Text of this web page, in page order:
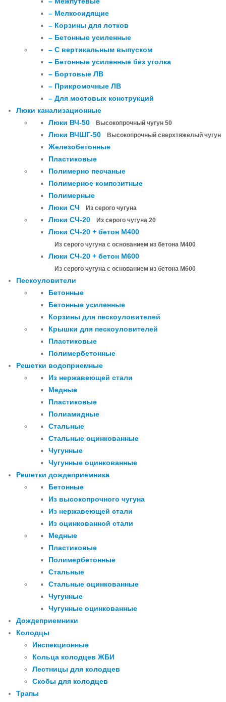
– Мелкосидящие
– Корзины для лотков
– Бетонные усиленные
– С вертикальным выпуском
– Бетонные усиленные без уголка
– Бортовые ЛВ
– Прикромочные ЛВ
– Для мостовых конструкций
Люки канализационные
Люки ВЧ-50
Высокопрочный чугун 50
Люки ВЧШГ-50 Высокопрочный сверхтяжелый чугун
Железобетонные
Пластиковые
Полимерно песчаные
Полимерное композитные
Полимерные
Люки СЧ
Из серого чугуна
Люки СЧ-20 Из серого чугуна 20
Люки СЧ-20 + бетон М400
Из серого чугуна с основанием из бетона М400
Люки СЧ-20 + бетон М600
Из серого чугуна с основанием из бетона М600
Пескоуловители
Бетонные
Бетонные усиленные
Корзины для пескоуловителей
Крышки для пескоуловителей
Пластиковые
Полимербетонные
Решетки водоприемные
Из нержавеющей стали
Медные
Пластиковые
Полиамидные
Стальные
Стальные оцинкованные
Чугунные
Чугунные оцинкованные
Решетки дождеприемника
Бетонные
Из высокопрочного чугуна
Из нержавеющей стали
Из оцинкованной стали
Медные
Пластиковые
Полимербетонные
Стальные
Стальные оцинкованные
Чугунные
Чугунные оцинкованные
Дождеприемники
Колодцы
Инспекционные
Кольца колодцев ЖБИ
Лестницы для колодцев
Скобы для колодцев
Трапы